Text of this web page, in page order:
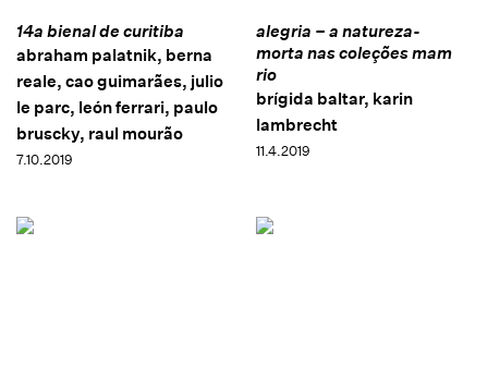
14a bienal de curitiba
abraham palatnik, berna
reale, cao guimarães, julio
le parc, león ferrari, paulo
bruscky, raul mourão
7.10.2019
alegria – a natureza-
morta nas coleções mam
rio
brígida baltar, karin
lambrecht
11.4.2019